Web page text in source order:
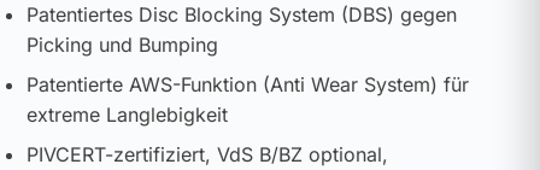
Patentiertes Disc Blocking System (DBS) gegen
Picking und Bumping
Patentierte AWS-Funktion (Anti Wear System) für
extreme Langlebigkeit
PIVCERT-zertifiziert, VdS B/BZ optional,